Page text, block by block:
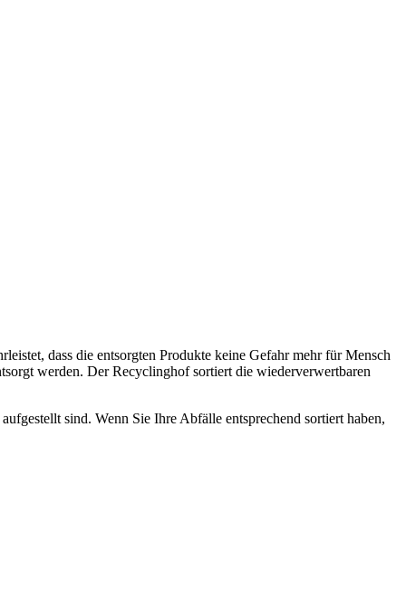
dass die entsorgten Produkte keine Gefahr mehr für Mensch
werden. Der Recyclinghof sortiert die wiederverwertbaren
sind. Wenn Sie Ihre Abfälle entsprechend sortiert haben,